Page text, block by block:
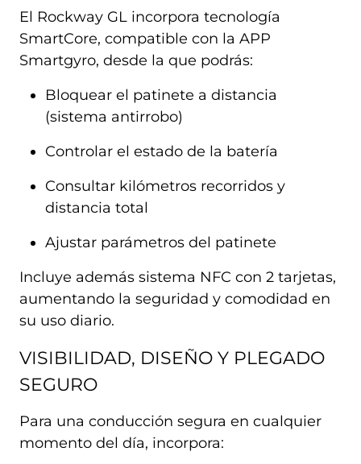
El Rockway GL incorpora tecnología
SmartCore, compatible con la APP
Smartgyro, desde la que podrás:
Bloquear el patinete a distancia
(sistema antirrobo)
Controlar el estado de la batería
Consultar kilómetros recorridos y
distancia total
Ajustar parámetros del patinete
Incluye además sistema NFC con 2 tarjetas,
aumentando la seguridad y comodidad en
su uso diario.
VISIBILIDAD, DISEÑO Y PLEGADO
SEGURO
Para una conducción segura en cualquier
momento del día, incorpora: